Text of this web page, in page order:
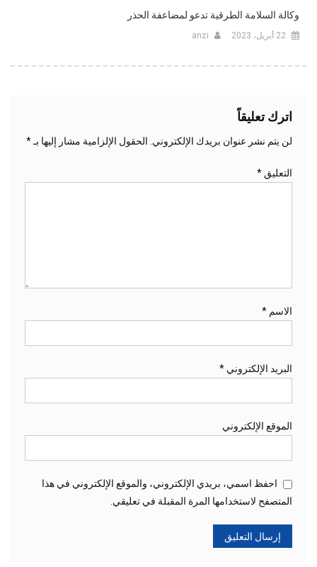
وكالة السلامة الطرقية تدعو لمضاعفة الحذر
22 أبريل، 2023 anzi
اترك تعليقاً
لن يتم نشر عنوان بريدك الإلكتروني. الحقول الإلزامية مشار إليها بـ*
التعليق *
الاسم *
البريد الإلكتروني *
الموقع الإلكتروني
احفظ اسمي، بريدي الإلكتروني، والموقع الإلكتروني في هذا
المتصفح لاستخدامها المرة المقبلة في تعليقي.